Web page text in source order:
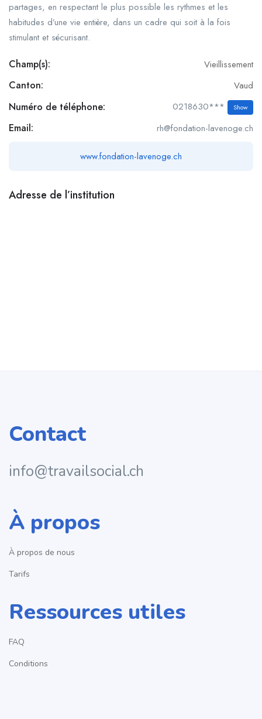
partages, en respectant le plus possible les rythmes et les
habitudes d’une vie entière, dans un cadre qui soit à la fois
stimulant et sécurisant.
Champ(s): Vieillissement
Canton: Vaud
Numéro de téléphone: 0218630*** Show
Email: rh@fondation-lavenoge.ch
www.fondation-lavenoge.ch
Adresse de l’institution
Contact
info@travailsocial.ch
À propos
À propos de nous
Tarifs
Ressources utiles
FAQ
Conditions